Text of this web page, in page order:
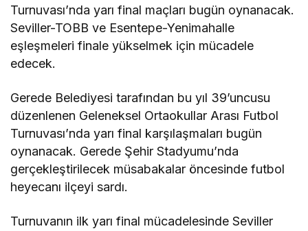
Turnuvası’nda yarı final maçları bugün oynanacak.
Seviller-TOBB ve Esentepe-Yenimahalle
eşleşmeleri finale yükselmek için mücadele
edecek.
Gerede Belediyesi tarafından bu yıl 39’uncusu
düzenlenen Geleneksel Ortaokullar Arası Futbol
Turnuvası’nda yarı final karşılaşmaları bugün
oynanacak. Gerede Şehir Stadyumu’nda
gerçekleştirilecek müsabakalar öncesinde futbol
heyecanı ilçeyi sardı.
Turnuvanın ilk yarı final mücadelesinde Seviller